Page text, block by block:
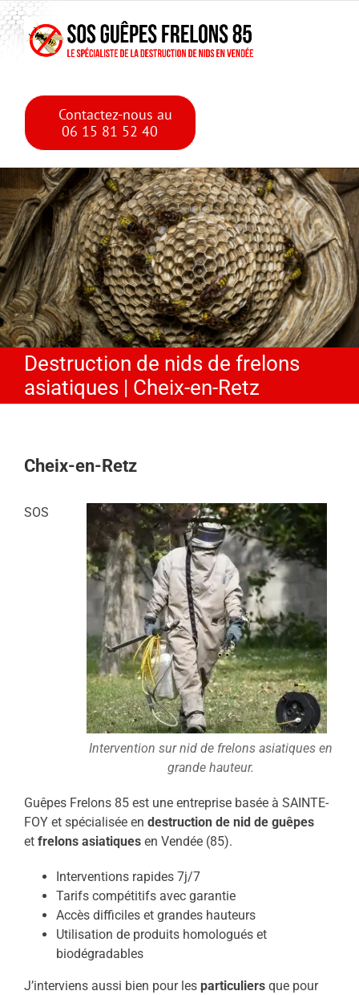
Skip to main content
Skip
to
content
Contactez-nous au
06 15 81 52 40
Destruction de nids de frelons
asiatiques | Cheix-en-Retz
Cheix-en-Retz
Intervention sur nid de frelons asiatiques en
grande hauteur.
SOS
Guêpes Frelons 85 est une entreprise basée à SAINTE-
FOY et spécialisée en destruction de nid de guêpes
et frelons asiatiquesen Vendée (85).
Interventions rapides 7j/7
Tarifs compétitifs avec garantie
Accès difficiles et grandes hauteurs
Utilisation de produits homologués et
biodégradables
J’interviens aussi bien pour les particuliersque pour